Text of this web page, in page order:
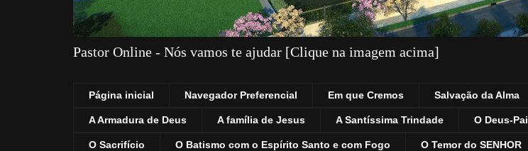
Pastor Online - Nós vamos te ajudar [Clique na imagem acima]
Página inicial Navegador Preferencial Em que Cremos Salvação da Alma
A Armadura de Deus A família de Jesus A Santíssima Trindade O Deus-Pai
O Sacrifício O Batismo com o Espírito Santo e com Fogo O Temor do SENHOR